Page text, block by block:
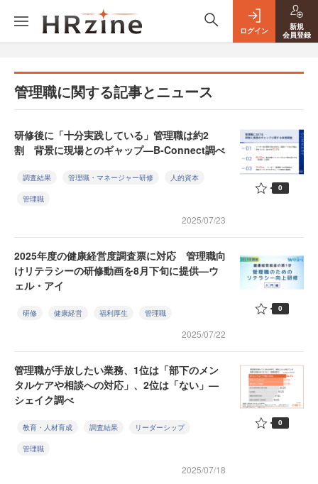
ログイン
新規
会員登録
管理職に関する記事とニュース
研修後に「十分実践している」管理職は約2
割 背景に現場とのギャップ—B-Connect調べ
調査結果 管理職・マネージャー研修 人的資本
管理職
2025/07/23
0
2025年度の健康経営度調査票に対応 管理職向
けリテラシーの研修動画を8月下旬に提供—ウ
ェル・アイ
研修 健康経営 福利厚生 管理職
2025/07/22
0
管理職が手放したい業務、1位は「部下のメン
タルケアや相談への対応」、2位は「ない」—
シェイク調べ
教育・人材育成 調査結果 リーダーシップ
管理職
2025/07/18
0